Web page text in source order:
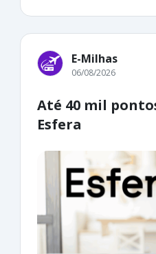
E-Milhas
06/08/2026
Até 40 mil
Esfera